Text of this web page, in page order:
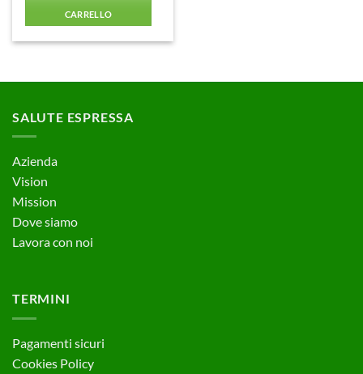
CARRELLO
SALUTE ESPRESSA
Azienda
Vision
Mission
Dove siamo
Lavora con noi
TERMINI
Pagamenti sicuri
Cookies Policy